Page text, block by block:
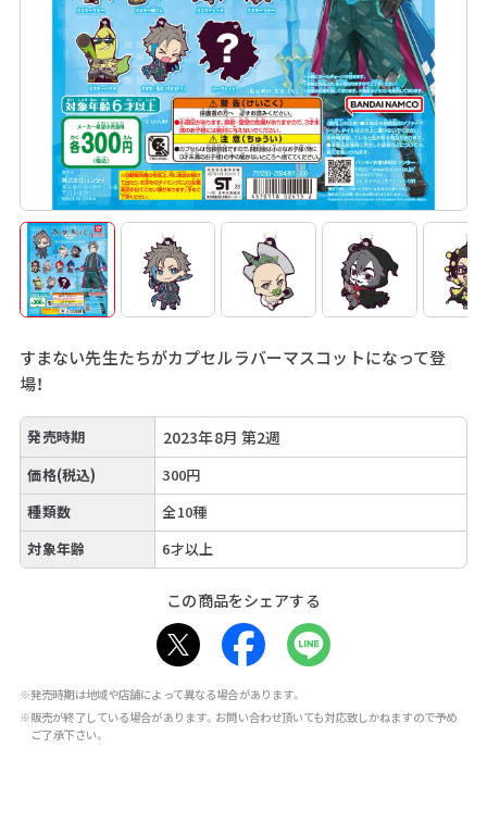
すまない先生たちがカプセルラバーマスコットになって登
場！
発売時期 2023年8月 第2週
価格(税込)
300円
種類数
全10種
対象年齢
6才以上
この商品をシェアする
※発売時期は地域や店舗によって異なる場合があります。
※販売が終了している場合があります。お問い合わせ頂いても対応致しかねますので予め
ご了承下さい。